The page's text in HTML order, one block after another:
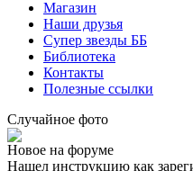
Магазин
Наши друзья
Супер звезды ББ
Библиотека
Контакты
Полезные ссылки
Случайное фото
Новое на форуме
Нашел инструкцию как